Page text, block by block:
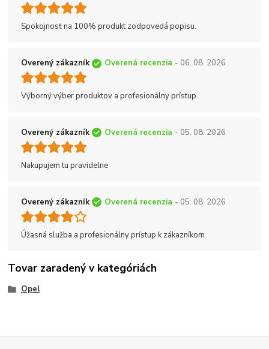
Spokojnosť na 100% produkt zodpovedá popisu.
Overený zákazník Overená recenzia - 06. 08. 2026
Výborný výber produktov a profesionálny prístup.
Overený zákazník Overená recenzia - 05. 08. 2026
Nakupujem tu pravidelne
Overený zákazník Overená recenzia - 05. 08. 2026
Úžasná služba a profesionálny prístup k zákazníkom
Tovar zaradený v kategóriách
Opel